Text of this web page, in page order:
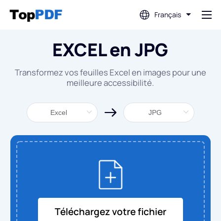
Français
Modifier PDF
Traduire PDF
Fusionner PDF
Diviser PDF
Compresser PDF
Convertir depuis PDF
EXCEL en JPG
Transformez vos feuilles Excel en images pour une
meilleure accessibilité.
Téléchargez votre fichier